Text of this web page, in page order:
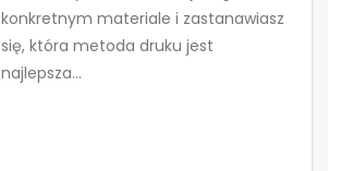
konkretnym materiale i zastanawiasz
się, która metoda druku jest
najlepsza...